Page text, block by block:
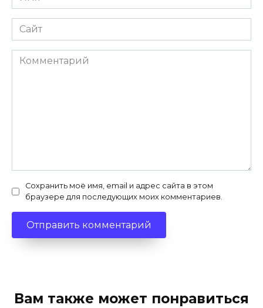
*
Сайт
Комментарий
Сохранить моё имя, email и адрес сайта в этом
браузере для последующих моих комментариев.
Вам также может понравиться